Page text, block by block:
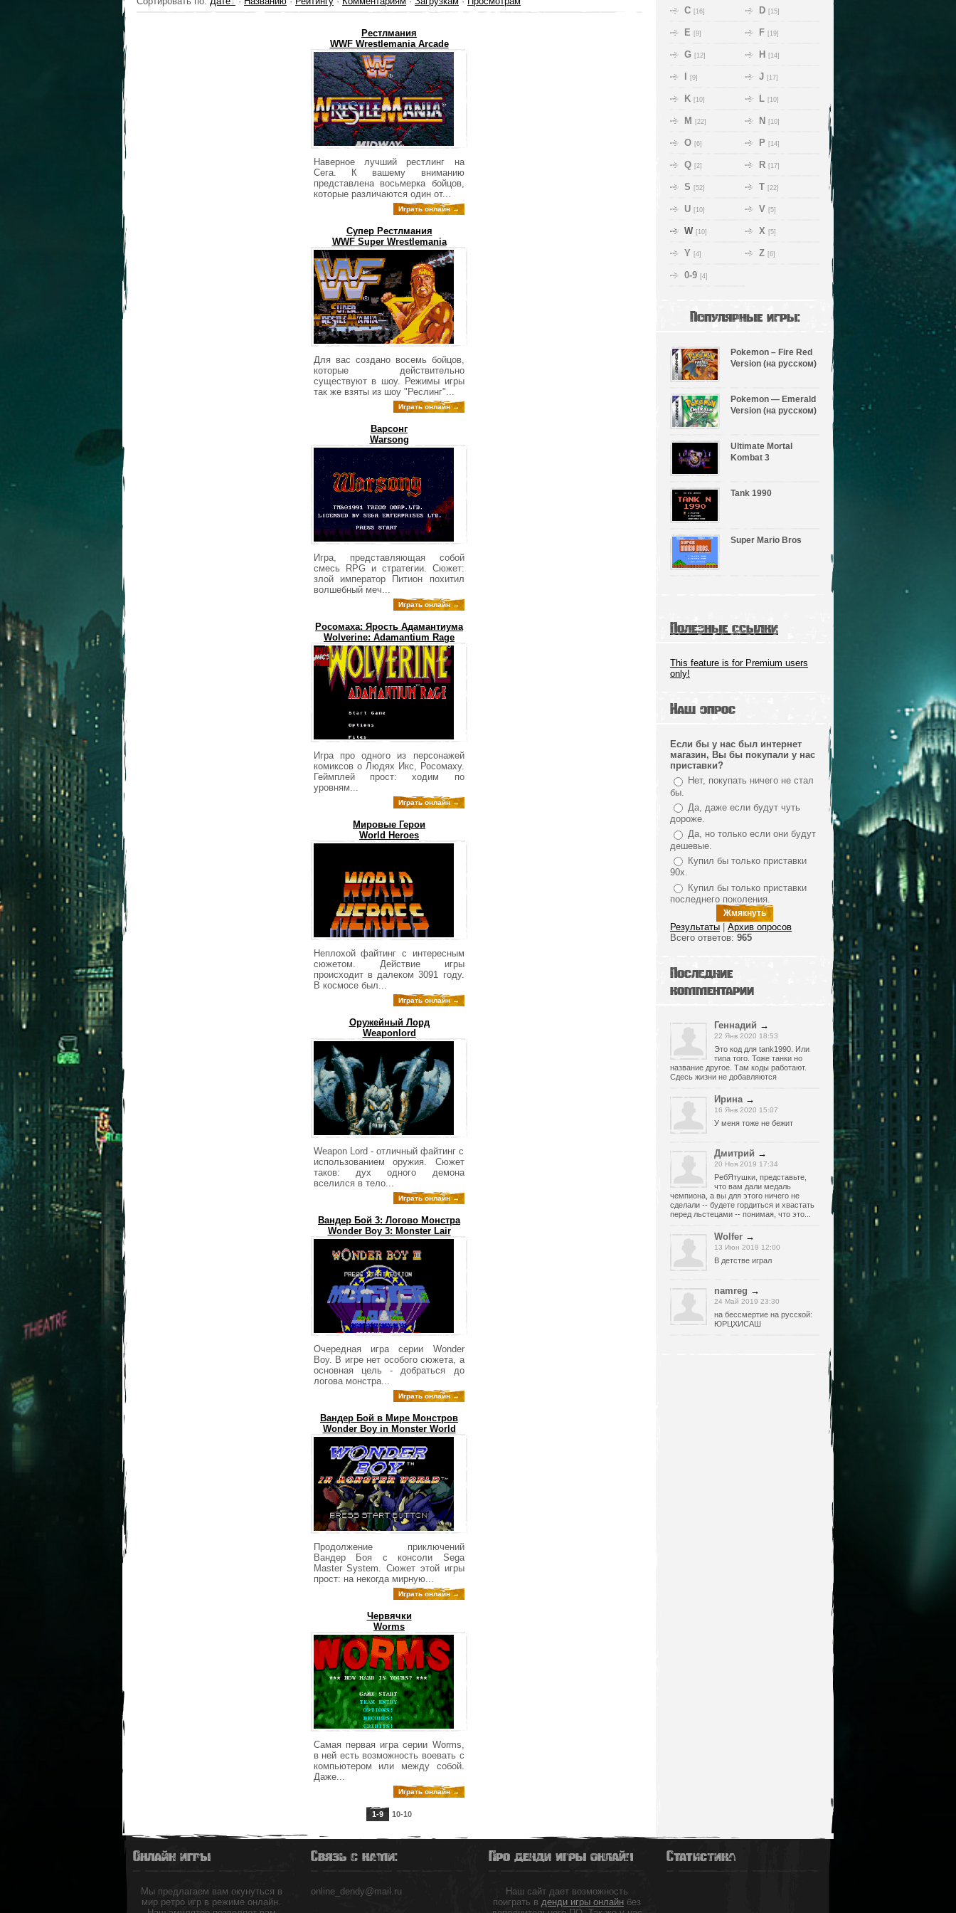
Рестлмания
WWF Wrestlemania Arcade
Наверное лучший рестлинг на
Сега. К вашему вниманию
представлена восьмерка бойцов,
которые различаются один от...
Играть онлайн →
Супер Рестлмания
WWF Super Wrestlemania
Для вас создано восемь бойцов,
которые действительно
существуют в шоу. Режимы игры
так же взяты из шоу "Реслинг"...
Играть онлайн →
Варсонг
Warsong
Игра, представляющая собой
смесь RPG и стратегии. Сюжет:
злой император Питион похитил
волшебный меч...
Играть онлайн →
Росомаха: Ярость Адамантиума
Wolverine: Adamantium Rage
Игра про одного из персонажей
комиксов о Людях Икс, Росомаху.
Геймплей прост: ходим по
уровням...
Играть онлайн →
Мировые Герои
World Heroes
Неплохой файтинг с интересным
сюжетом. Действие игры
происходит в далеком 3091 году.
В космосе был...
Играть онлайн →
Оружейный Лорд
Weaponlord
Weapon Lord - отличный файтинг с
использованием оружия. Сюжет
таков: дух одного демона
вселился в тело...
Играть онлайн →
Вандер Бой 3: Логово Монстра
Wonder Boy 3: Monster Lair
Очередная игра серии Wonder
Boy. В игре нет особого сюжета, а
основная цель - добраться до
логова монстра...
Играть онлайн →
Вандер Бой в Мире Монстров
Wonder Boy in Monster World
Продолжение приключений
Вандер Боя с консоли Sega
Master System. Сюжет этой игры
прост: на некогда мирную...
Играть онлайн →
Червячки
Worms
Самая первая игра серии Worms,
в ней есть возможность воевать с
компьютером или между собой.
Даже...
Играть онлайн →
1-9 10-10
C [16] D [15]
E [9] F [19]
G [12] H [14]
[9] J [17]
K [10] L [10]
M [22] N [10]
O [6] P [14]
Q [2] R [17]
S [52] T [22]
U [10] V [5]
W [10] X [5]
Y [4] Z [6]
0-9 [4]
Популярные игры:
Pokemon – Fire Red
Version (на русском)
Pokemon — Emerald
Version (на русском)
Ultimate Mortal
Kombat 3
Tank 1990
Super Mario Bros
Полезные ссылки
This feature is for Premium users
only!
Наш опрос
Если бы у нас был интернет
магазин, Вы бы покупали у нас
приставки?
Нет, покупать ничего не стал
бы.
Да, даже если будут чуть
дороже.
Да, но только если они будут
дешевые.
Купил бы только приставки
90х.
Купил бы только приставки
последнего поколения.
Результаты
Архив опросов
Всего ответов: 965
Последние
комментарии
Геннадий →
22 Янв 2020 18:53
Это код для tank1990. Или
типа того. Тоже танки но
название другое. Там коды работают.
Сдесь жизни не добавляются
Ирина →
16 Янв 2020 15:07
У меня тоже не бежит
Дмитрий →
20 Ноя 2019 17:34
РебЯтушки, представьте,
что вам дали медаль
чемпиона, а вы для этого ничего не
сделали -- будете гордиться и хвастать
перед льстецами -- понимая, что это...
Wolfer →
13 Июн 2019 12:00
В детстве играл
namreg →
24 Май 2019 23:30
на бессмертие на русской:
ЮРЦХИСАШ
Онлайн игры
Мы предлагаем вам окунуться в
мир ретро игр в режиме онлайн.
Связь с нами:
online_dendy@mail.ru
Про денди игры онлайн
Наш сайт дает возможность
поиграть в денди игры онлайн без
Статистика